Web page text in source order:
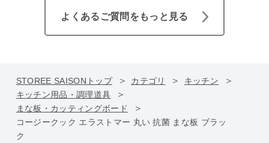
よくあるご質問をもっと見る
STOREE SAISONトップ カテゴリ
キッチン
キッチン用品・調理道具
まな板・カッティングボード
コージークック エラストマー 丸い 抗菌 まな板 ブラッ
ク